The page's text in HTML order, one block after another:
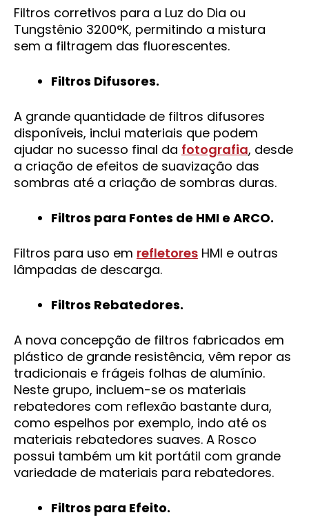
Filtros corretivos para a Luz do Dia ou
Tungstênio 3200°K, permitindo a mistura
sem a filtragem das fluorescentes.
Filtros Difusores.
A grande quantidade de filtros difusores
disponíveis, inclui materiais que podem
ajudar no sucesso final da fotografia, desde
a criação de efeitos de suavização das
sombras até a criação de sombras duras.
Filtros para Fontes de HMI e ARCO.
Filtros para uso em refletores HMI e outras
lâmpadas de descarga.
Filtros Rebatedores.
A nova concepção de filtros fabricados em
plástico de grande resistência, vêm repor as
tradicionais e frágeis folhas de alumínio.
Neste grupo, incluem-se os materiais
rebatedores com reflexão bastante dura,
como espelhos por exemplo, indo até os
materiais rebatedores suaves. A Rosco
possui também um kit portátil com grande
variedade de materiais para rebatedores.
Filtros para Efeito.